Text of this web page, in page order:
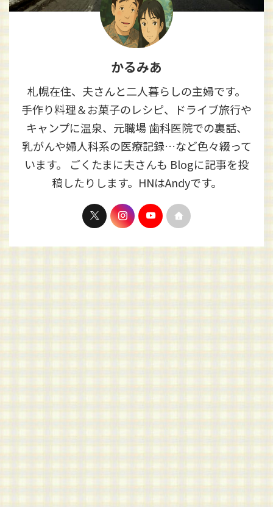
かるみあ
札幌在住、夫さんと二人暮らしの主婦です。
手作り料理＆お菓子のレシピ、ドライブ旅行や
キャンプに温泉、元職場 歯科医院での裏話、
乳がんや婦人科系の医療記録…など色々綴って
います。 ごくたまに夫さんも Blogに記事を投
稿したりします。HNはAndyです。